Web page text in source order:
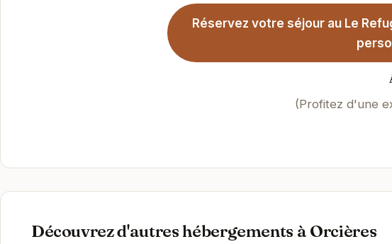
Réservez votre séjour au Le
(Profitez d'une
Découvrez d'autres hébergements à Orcières